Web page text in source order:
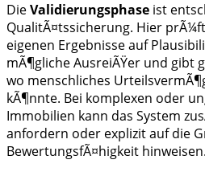
DieValidierungsphase ist
QualitÃ¤tssicherung. Hier
eigenen Ergebnisse auf
mÃ¶gliche AusreiÃŸer und gibt
wo menschliches
kÃ¶nnte. Bei komplexen oder
Immobilien kann das System
anfordern oder explizit auf die
BewertungsfÃ¤higkeit hinweisen.